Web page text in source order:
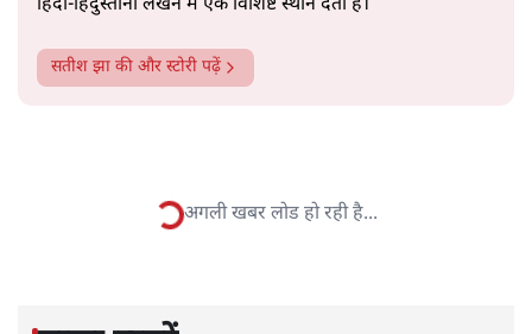
सत्य हिन्दी ऐपडाउनलोडकरें
विश्लेषणात्मक और मानवीय स्वरों में से एक हैं। शिक्षा, समाज,